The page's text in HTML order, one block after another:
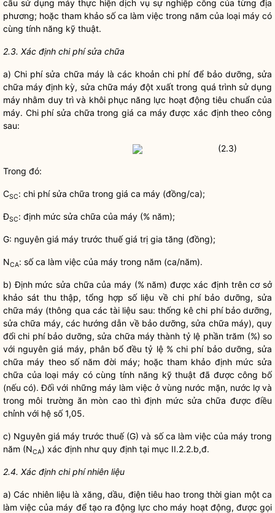
cầu sử dụng máy thực hiện dịch vụ sự nghiệp công của từng địa
phương; hoặc tham khảo số ca làm việc trong năm của loại máy có
cùng tính năng kỹ thuật.
2.3. Xác định chi phí sửa chữa
a)Chi phísửa chữa máy là các khoảnchi phíđể bảo dưỡng, sửa
chữa máy định kỳ, sửa chữa máy đột xuất trong quá trình sử dụng
máy nhằm duy trì và khôi phục năng lực hoạt động tiêu chuẩn của
máy. Chi phísửa chữa trong giá ca máy được xác định theo công
sau:
(2.3)
Trong đó:
CSC: chi phísửa chữa trong giá ca máy (đồng/ca);
ĐSC: định mức sửa chữa của máy (% năm);
G: nguyên giá máy trước thuế giá trị gia tăng (đồng);
NCA: số ca làm việc của máy trong năm (ca/năm).
b) Định mức sửa chữa của máy (% năm) được xác định trên cơ sở
khảo sát thu thập, tổng hợp số liệu về chi phíbảo dưỡng, sửa
chữa máy (thông qua các tài liệu sau: thống kêchi phíbảo dưỡng,
sửa chữa máy, các hướng dẫn về bảo dưỡng, sửa chữa máy), quy
đổichi phíbảo dưỡng, sửa chữa máy thành tỷ lệ phần trăm (%) so
với nguyên giá máy, phân bổ đều tỷ lệ %chi phíbảo dưỡng, sửa
chữa máy theo số năm đời máy; hoặc tham khảo định mức sửa
chữa của loại máy có cùng tính năng kỹ thuật đã được công bố
(nếu có). Đối với những máy làm việc ở vùng nước mặn, nước lợ và
trong môi trường ăn mòn cao thì định mức sửa chữa được điều
chỉnh với hệ số 1,05.
c) Nguyên giá máy trước thuế (G) và số ca làm việc của máy trong
năm (NCA) xác định như quy định tại mục II.2.2.b,đ.
2.4. Xác định chi phí nhiên liệu
a) Các nhiên liệu là xăng, dầu, điện tiêu hao trong thời gian một ca
làm việc của máy để tạo ra động lực cho máy hoạt động, được gọi